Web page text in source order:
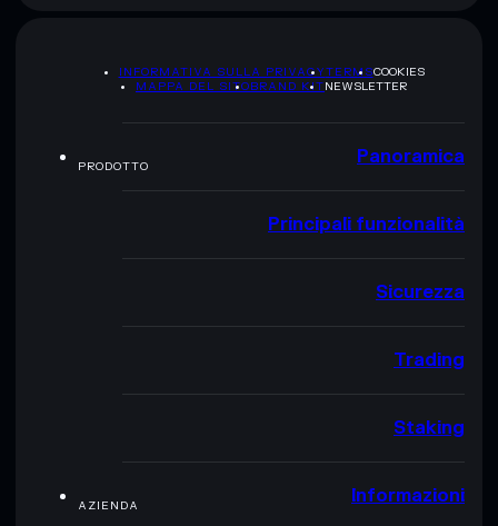
INFORMATIVA SULLA PRIVACYTERMSCOOKIES
MAPPA DEL SITOBRAND KITNEWSLETTER
PRODOTTO Panoramica
Principali funzionalità
Sicurezza
Trading
Staking
AZIENDA Informazioni